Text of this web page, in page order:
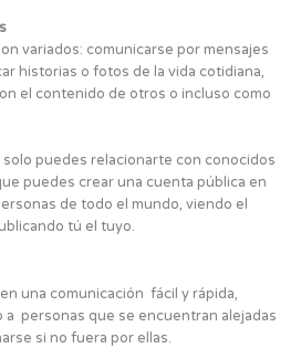
variados: comunicarse por mensajes
historias o fotos de la vida cotidiana,
el contenido de otros o incluso como
solo puedes relacionarte con conocidos
puedes crear una cuenta pública en
de todo el mundo, viendo el
tú el tuyo.
una comunicación fácil y rápida,
personas que se encuentran alejadas
si no fuera por ellas.